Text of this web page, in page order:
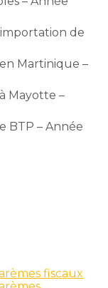
de
Martinique –
Mayotte –
BTP – Année
fiscaux